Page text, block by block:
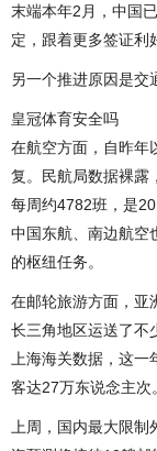
末端本年2月，中国
定，跟着更多签证利
另一个推进原因是交
皇冠体育安全吗
在航空方面，自昨年
复。民航局数据裸露
每周约4782班，是
中国东航、南边航空
的枢纽任务。
在邮轮旅游方面，亚
长三角地区运送了不
上海海关数据，这
客达27万东说念主次。
上周，国内最大限